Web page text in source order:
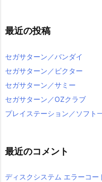
最近の投稿
セガサターン／バンダイ
セガサターン／ビクター
セガサターン／サミー
セガサターン／OZクラブ
プレイステーション／ソフト
最近のコメント
ディスクシステム エラーコー